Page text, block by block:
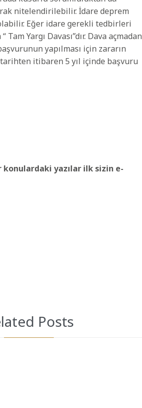
nitelendirilebilir. İdare deprem
Eğer idare gerekli tedbirleri
Yargı Davası”dır. Dava açmadan
yapılması için zararın
itibaren 5 yıl içinde başvuru
konulardaki yazılar ilk sizin e-
Posts